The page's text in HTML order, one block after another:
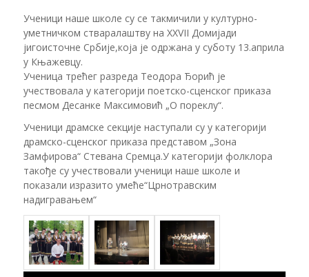
Ученици наше школе су се такмичили у културно-
уметничком стваралаштву на XXVII Домијади
јигоисточне Србије,која је одржана у суботу 13.априла
у Књажевцу.
Ученица трећег разреда Теодора Ђорић је
учествовала у категорији поетско-сценског приказа
песмом Десанке Максимовић „О пореклу“.
Ученици драмске секције наступали су у категорији
драмско-сценског приказа представом „Зона
Замфирова“ Стевана Сремца.У категорији фолклора
такође су учествовали ученици наше школе и
показали изразито умеће“Црнотравским
надигравањем“